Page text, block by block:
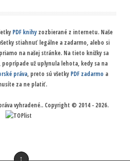
PDF knihyzozbierané z internetu. Naše
stiahnuť legálne a zadarmo, alebo si
na našej stránke. Na tieto knižky sa
už uplynula lehota, kedy sa na
práva, preto sú všetky PDF zadarmo a
za ne platiť.
vyhradené.. Copyright © 2014 - 2026.
↑